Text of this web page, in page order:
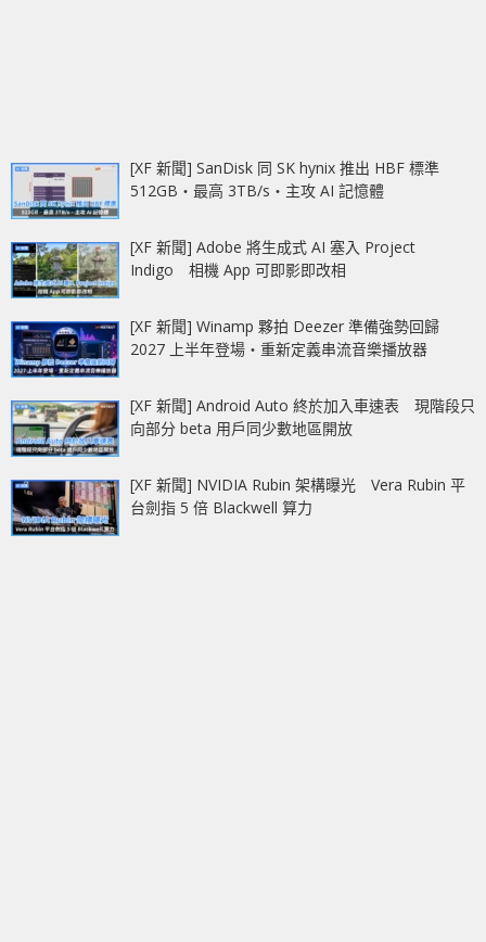
[XF 新聞] SanDisk 同 SK hynix 推出 HBF 標準
512GB‧最高 3TB/s‧主攻 AI 記憶體
[XF 新聞] Adobe 將生成式 AI 塞入 Project
Indigo 相機 App 可即影即改相
[XF 新聞] Winamp 夥拍 Deezer 準備強勢回歸
2027 上半年登場‧重新定義串流音樂播放器
[XF 新聞] Android Auto 終於加入車速表 現階段只
向部分 beta 用戶同少數地區開放
[XF 新聞] NVIDIA Rubin 架構曝光 Vera Rubin 平
台劍指 5 倍 Blackwell 算力